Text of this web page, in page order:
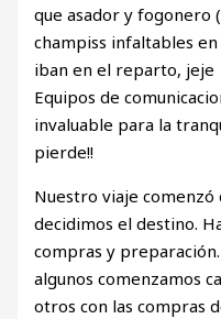
que asador y fogonero
champiss infaltables
iban en el reparto, jeje
Equipos de
invaluable para la
pierde!!
Nuestro viaje
decidimos el destino.
compras y
algunos comenzamos
otros con las compras